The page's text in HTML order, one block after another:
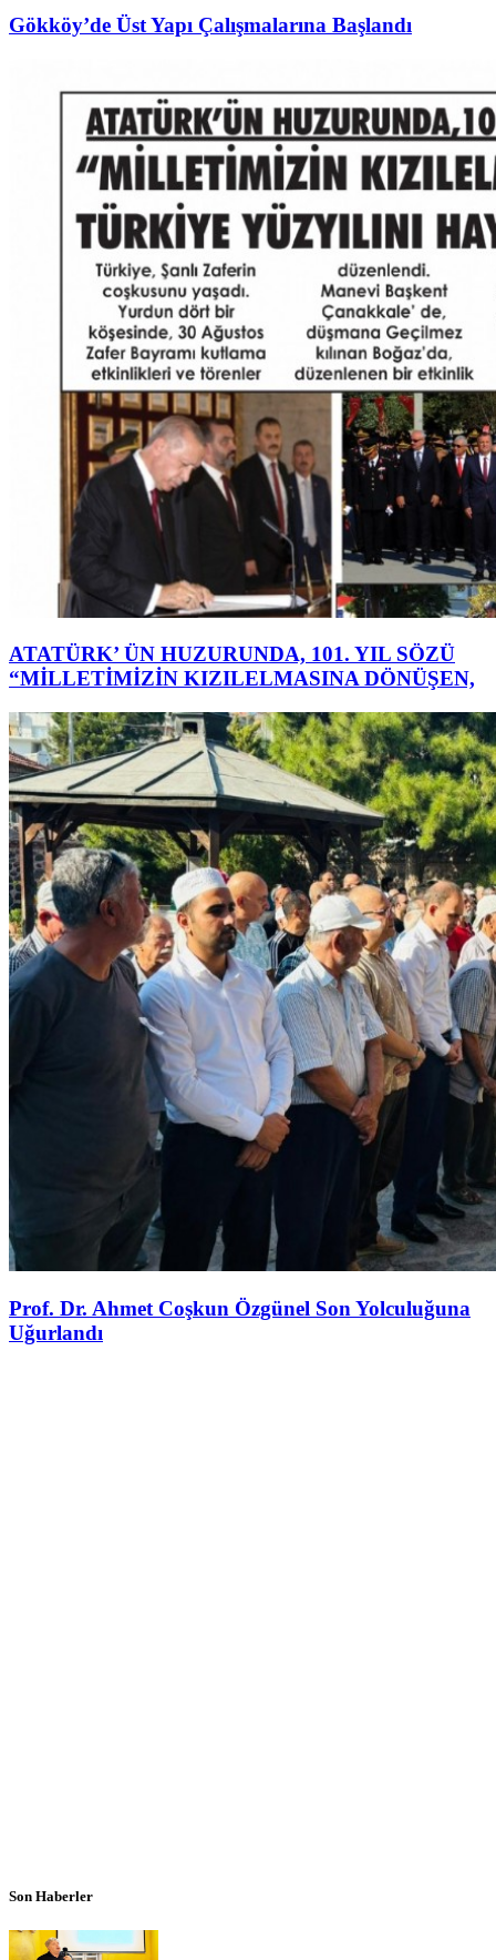
Gökköy’de Üst Yapı Çalışmalarına Başlandı
ATATÜRK’ ÜN HUZURUNDA, 101. YIL SÖZÜ
“MİLLETİMİZİN KIZILELMASINA DÖNÜŞEN,
Prof. Dr. Ahmet Coşkun Özgünel Son Yolculuğuna
Uğurlandı
Son Haberler